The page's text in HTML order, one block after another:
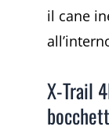
il cane
X-Trail